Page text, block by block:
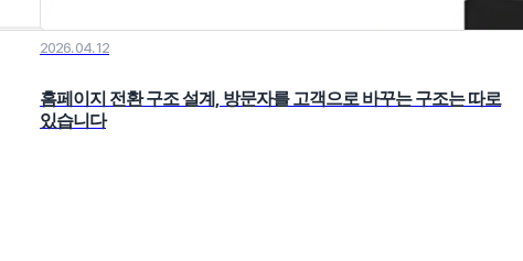
2026. 04. 12
홈페이지 전환 구조 설계, 방문자를 고객으로 바꾸는 구조는 따로
있습니다